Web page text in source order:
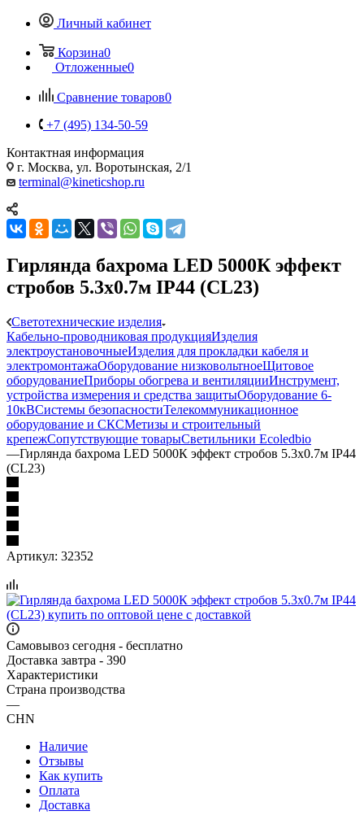
Личный кабинет
Корзина0
Отложенные0
Сравнение товаров0
+7 (495) 134-50-59
Контактная информация
г. Москва, ул. Воротынская, 2/1
terminal@kineticshop.ru
Гирлянда бахрома LED 5000К эффект
стробов 5.3х0.7м IP44 (CL23)
Светотехнические изделия
Кабельно-проводниковая продукцияИзделия
электроустановочныеИзделия для прокладки кабеля и
электромонтажаОборудование низковольтноеЩитовое
оборудованиеПриборы обогрева и вентиляцииИнструмент,
устройства измерения и средства защитыОборудование 6-
10кВСистемы безопасностиТелекоммуникационное
оборудование и СКСМетизы и строительный
крепежСопутствующие товарыСветильники Ecoledbio
—Гирлянда бахрома LED 5000К эффект стробов 5.3х0.7м IP44
(CL23)
Артикул: 32352
Самовывоз сегодня - бесплатно
Доставка завтра - 390
Характеристики
Страна производства
—
CHN
Наличие
Отзывы
Как купить
Оплата
Доставка